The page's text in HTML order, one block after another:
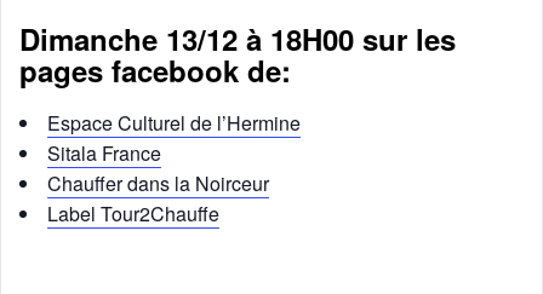
Dimanche 13/12 à 18H00 sur les
pages facebook de:
Espace Culturel de l’Hermine
Sitala France
Chauffer dans la Noirceur
Label Tour2Chauffe